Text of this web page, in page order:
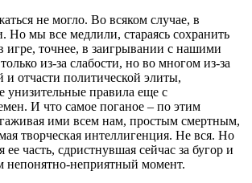
не могло. Во всяком случае, в
Но мы все медлили, стараясь сохранить
точнее, в заигрывании с нашими
из-за слабости, но во многом из-за
отчасти политической элиты,
правила еще с
И что самое поганое – по этим
ими всем нам, простым смертным,
творческая интеллигенция. Не вся. Но
ее часть, сдристнувшая сейчас за бугор и
непонятно-неприятный момент.